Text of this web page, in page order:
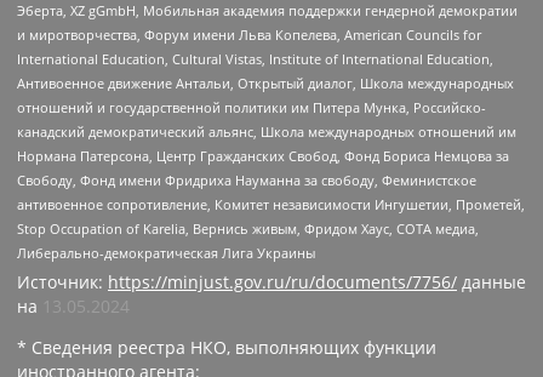
Эберта, XZ gGmbH, Мобильная академия поддержки гендерной демократии
и миротворчества, Форум имени Льва Копелева, American Councils for
International Education, Cultural Vistas, Institute of International Education,
Антивоенное движение Антальи, Открытый диалог, Школа международных
отношений и государственной политики им Питера Мунка, Российско-
канадский демократический альянс, Школа международных отношений им
Нормана Патерсона, Центр Гражданских Свобод, Фонд Бориса Немцова за
Свободу, Фонд имени Фридриха Науманна за свободу, Феминистское
антивоенное сопротивление, Комитет независимости Ингушетии, Прометей,
Stop Occupation of Karelia, Вернись живым, Фридом Хаус, СОТА медиа,
Либерально-демократическая Лига Украины
Источник: https://minjust.gov.ru/ru/documents/7756/ данные
на
13.05.2024
* Сведения реестра НКО, выполняющих функции
иностранного агента: